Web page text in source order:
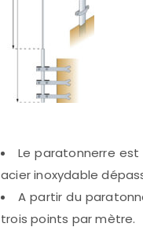
Le paratonnerre
acier inoxydable
A partir du
trois points par mètre.